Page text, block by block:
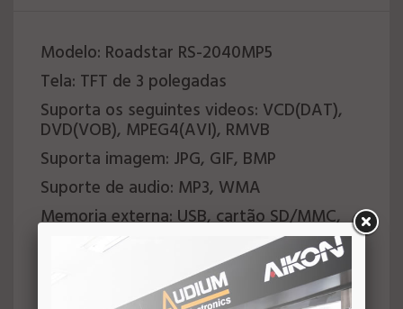
Modelo: Roadstar RS-2040MP5
Tela: TFT de 3 polegadas
Suporta os seguintes videos: VCD(DAT),
DVD(VOB), MPEG4(AVI), RMVB
Suporta imagem: JPG, GIF, BMP
Suporte de audio: MP3, WMA
Memoria externa: USB, cartão SD/MMC,
máx. 32 Gb
1 entrada RCA para câmera trasseira